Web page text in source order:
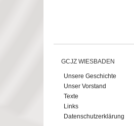
GCJZ WIESBADEN
Unsere Geschichte
Unser Vorstand
Texte
Links
Datenschutzerklärung